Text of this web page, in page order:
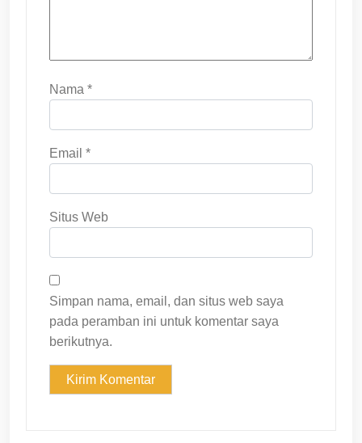
Nama *
Email *
Situs Web
Simpan nama, email, dan situs web saya
pada peramban ini untuk komentar saya
berikutnya.